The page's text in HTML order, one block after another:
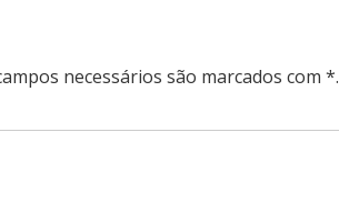
necessários são marcados com *.